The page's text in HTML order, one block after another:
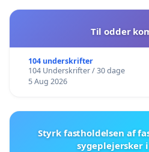
Til odder
104 underskrifter
104 Underskrifter / 30 dage
5 Aug 2026
Styrk fastholdelsen af
sygeplejersker